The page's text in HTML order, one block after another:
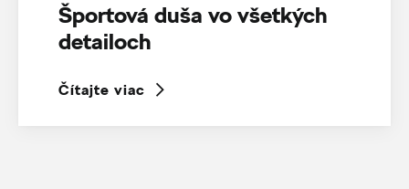
Športová duša vo všetkých
detailoch
Čítajte viac